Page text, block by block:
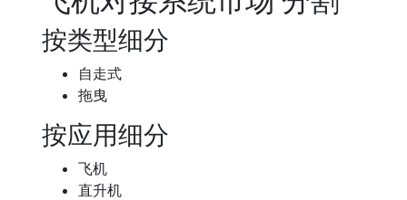
按类型细分
自走式
拖曳
按应用细分
飞机
直升机